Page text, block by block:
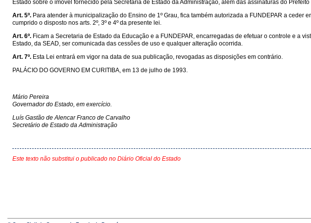
Estado sobre o imóvel fornecido pela Secretaria de Estado da Administração, além das assinaturas do
Art. 5º. Para atender à municipalização do Ensino de 1º Grau, fica também autorizada a FUNDEPAR a
cumprido o disposto nos arts. 2º, 3º e 4º da presente lei.
Art. 6º. Ficam a Secretaria de Estado da Educação e a FUNDEPAR, encarregadas de efetuar o controle e a
Estado, da SEAD, ser comunicada das cessões de uso e qualquer alteração ocorrida.
Art. 7º. Esta Lei entrará em vigor na data de sua publicação, revogadas as disposições em contrário.
PALÁCIO DO GOVERNO EM CURITIBA, em 13 de julho de 1993.
Mário Pereira
Governador do Estado, em exercício.
Luís Gastão de Alencar Franco de Carvalho
Secretário de Estado da Administração
Este texto não substitui o publicado no Diário Oficial do Estado